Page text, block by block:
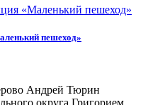
пешеход»
Андрей Тюрин
округа Григорием